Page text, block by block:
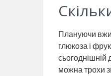
Плануючи
глюкоза і
можна трохи